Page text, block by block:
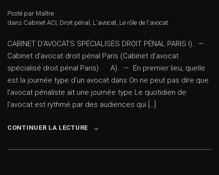
Posté par Maître
dans Cabinet ACI, Droit pénal , L'avocat, Le rôle de l'avocat
CABINET D’AVOCATS SPÉCIALISÉS DROIT PÉNAL PARIS I). —
Cabinet d’avocat droit pénal Paris (Cabinet d’avocat
spécialisé droit pénal Paris) A). — En premier lieu, quelle
est la journée type d’un avocat dans On ne peut pas dire que
l’avocat pénaliste ait une journée type Le quotidien de
l’avocat est rythmé par des audiences qui […]
CONTINUER LA LECTURE